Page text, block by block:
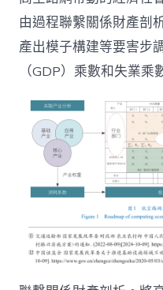
由過程聯繫關係財產剖
產出模子構建等要害步
（GDP）乘數和失業乘